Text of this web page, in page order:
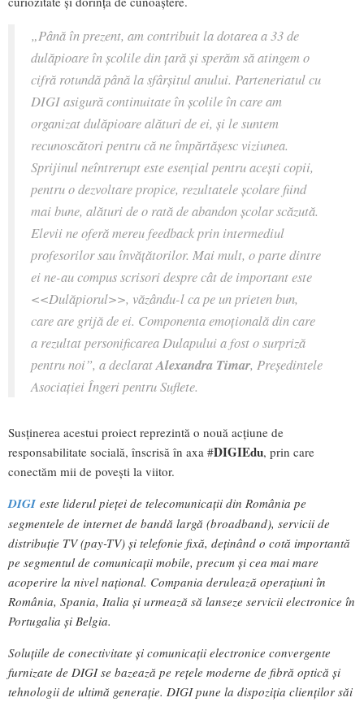
„Până în prezent, am contribuit la dotarea a 33 de
dulăpioare în școlile din țară și sperăm să atingem o
cifră rotundă până la sfârșitul anului. Parteneriatul cu
DIGI asigură continuitate în școlile în care am
organizat dulăpioare alături de ei, și le suntem
recunoscători pentru că ne împărtășesc viziunea.
Sprijinul neîntrerupt este esențial pentru acești copii,
pentru o dezvoltare propice, rezultatele școlare fiind
mai bune, alături de o rată de abandon școlar scăzută.
Elevii ne oferă mereu feedback prin intermediul
profesorilor sau învățătorilor. Mai mult, o parte dintre
ei ne-au compus scrisori despre cât de important este
<<Dulăpiorul>>, văzându-l ca pe un prieten bun,
care are grijă de ei. Componenta emoțională din care
a rezultat personificarea Dulapului a fost o surpriză
pentru noi”, a declaratAlexandra Timar, Președintele
Asociației Îngeri pentru Suflete.
Susținerea acestui proiect reprezintă o nouă acțiune de
responsabilitate socială, înscrisă în axa #DIGIEdu, prin care
conectăm mii de povești la viitor.
DIGI este liderul pieței de telecomunicații din România pe
segmentele de internet de bandă largă (broadband), servicii de
distribuție TV (pay-TV) și telefonie fixă, deținând o cotă importantă
pe segmentul de comunicații mobile, precum și cea mai mare
acoperire la nivel național. Compania derulează operațiuni în
România, Spania, Italia și urmează să lanseze servicii electronice în
Portugalia și Belgia.
Soluțiile de conectivitate și comunicații electronice convergente
furnizate de DIGI se bazează pe rețele moderne de fibră optică și
tehnologii de ultimă generație. DIGI pune la dispoziția clienților săi